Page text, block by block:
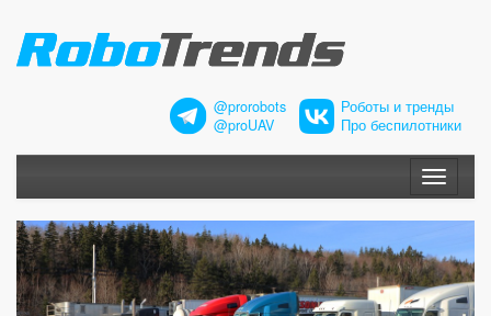
@prorobots
@proUAV
Роботы и тренды
Про беспилотники
Меню